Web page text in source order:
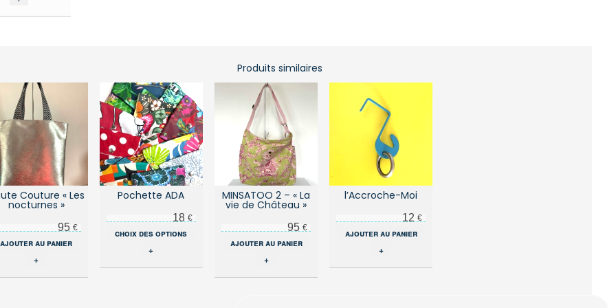
Produits similaires
Couture « Les
nocturnes »
95 €
ajouter au panier
+
Pochette ADA
18 €
choix des options
plusieurs
variations.
+
MINSATOO 2 – « La
vie de Château »
95€
ajouter au panier
+
l’Accroche-Moi
12€
ajouter au panier
+